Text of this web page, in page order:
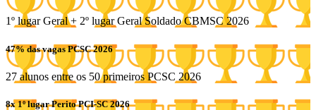
1º lugar Geral + 2º lugar Geral Soldado CBMSC 2026
47% das vagas PCSC 2026
27 alunos entre os 50 primeiros PCSC 2026
8x 1º lugar Perito PCI-SC 2026